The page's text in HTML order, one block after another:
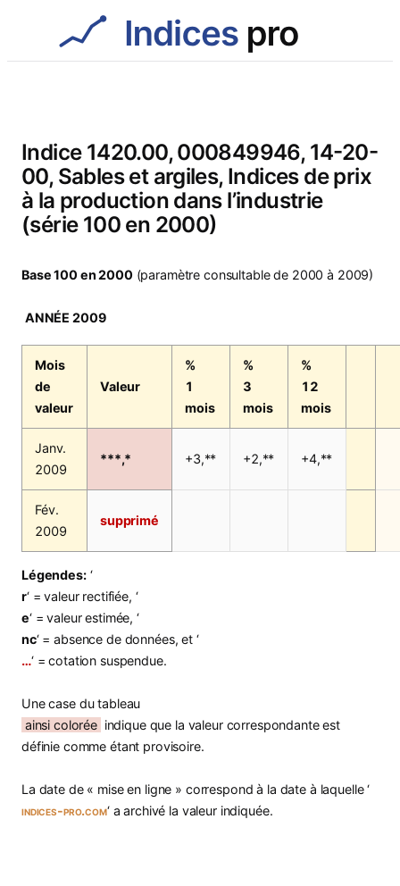
Indice 1420.00, 000849946, 14-20-
00, Sables et argiles, Indices de prix
à la production dans l’industrie
(série 100 en 2000)
Base 100 en 2000 (paramètre consultable de 2000 à 2009)
ANNÉE 2009
Mois
de
valeur
Valeur
%
1
mois
%
3
mois
%
12
mois
Janv.
2009
***,* +3,** +2,** +4,**
Fév.
2009
supprimé
Légendes:‘
r‘ = valeur rectifiée, ‘
e‘ = valeur estimée, ‘
nc‘ = absence de données, et ‘
…‘ = cotation suspendue.
Une case du tableau
ainsi colorée indique que la valeur correspondante est
définie comme étant provisoire.
La date de « mise en ligne » correspond à la date à laquelle ‘
indices-pro.com‘ a archivé la valeur indiquée.